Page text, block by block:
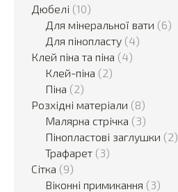
Дюбелі (10)
Для мінеральної вати (6)
Для пінопласту (4)
Клей піна та піна (4)
Клей-піна (2)
Піна (2)
Розхідні матеріали (8)
Малярна стрічка (3)
Пінопластові заглушки (2)
Трафарет (3)
Сітка (9)
Віконні примикання (3)